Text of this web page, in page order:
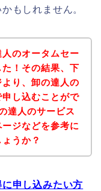
もしれません。
のオータムセー
！その結果、下
り、卸の達人の
し込むことがで
達人のサービス
ジなどを参考に
うか？
申し込みたい方